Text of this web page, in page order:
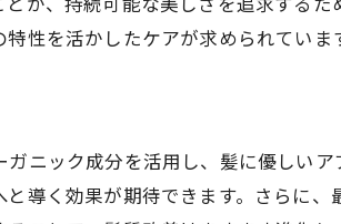
地域資源を生かした持続可能なヘ
八軒屋町の自然を取り入れた髪質
地域コミュニティとの連携が髪
オーガニックヘアケアが支持される髪
性を活かしたケアが求められていま
ニック成分を活用し、髪に優しい
導く効果が期待できます。さらに